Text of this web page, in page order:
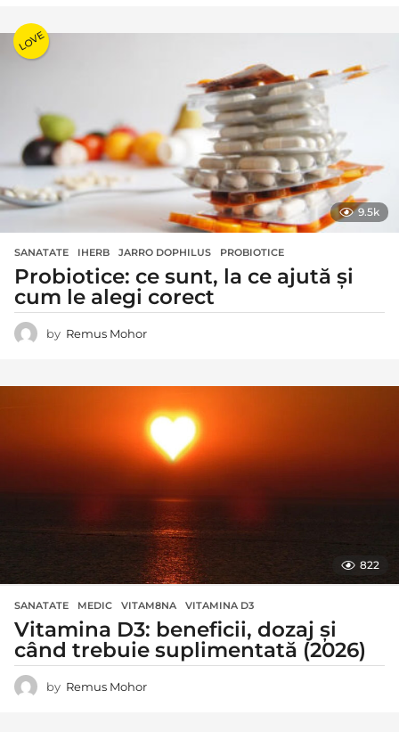
LOVE
9.5k
SANATATE IHERB ,JARRO DOPHILUS ,PROBIOTICE
Probiotice: ce sunt, la ce ajută și
cum le alegi corect
by Remus Mohor
822
SANATATE MEDIC ,VITAM8NA ,VITAMINA D3
Vitamina D3: beneficii, dozaj și
când trebuie suplimentată (2026)
by Remus Mohor